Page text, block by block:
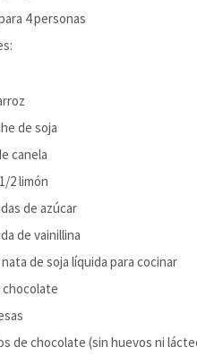
4 personas
de soja
canela
2 limón
de azúcar
de vainillina
de soja líquida para cocinar
de chocolate (sin huevos ni